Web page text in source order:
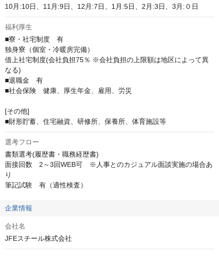
10月:10日、11月:9日、12月:7日、1月:5日、2月:3日、3月:０日
福利厚生
■寮・社宅制度　有
独身寮（個室・冷暖房完備）
借上社宅制度(会社負担75％ ※会社負担の上限額は地区によって異
なる)
■退職金　有
■社会保険　健康、厚生年金、雇用、労災
[その他]
■財形貯蓄、住宅融資、研修所、保養所、体育施設等
選考フロー
書類選考(履歴書・職務経歴書)
面接回数　2～3回WEB可　※人事とのカジュアル面談実施の場合あ
り
筆記試験　有（適性検査）
企業情報
会社名
JFEスチール株式会社